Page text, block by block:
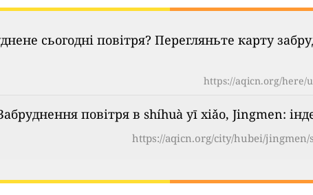
сьогодні повітря? Перегляньте карту
https://aqicn.org/here/
повітря в shíhuà yī xiǎo, Jingmen:
https://aqicn.org/city/hubei/